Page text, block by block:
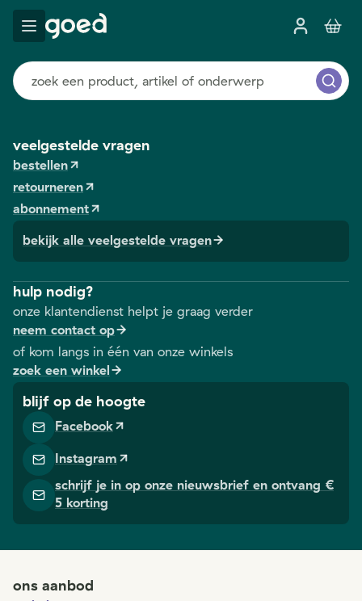
veelgestelde vragen
bestellen
retourneren
abonnement
bekijk alle veelgestelde vragen
hulp nodig?
onze klantendienst helpt je graag verder
neem contact op
of kom langs in één van onze winkels
zoek een winkel
blijf op de hoogte
Facebook
Instagram
schrijf je in op onze nieuwsbrief en ontvang €
5 korting
ons aanbod